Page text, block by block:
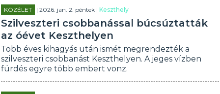
KÖZÉLET | 2026. jan. 2. péntek |Keszthely
Szilveszteri csobbanással búcsúztatták
az óévet Keszthelyen
Több éves kihagyás után ismét megrendezték a
szilveszteri csobbanást Keszthelyen. A jeges vízben
fürdés egyre több embert vonz.